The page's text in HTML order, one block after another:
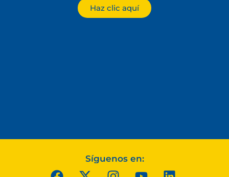
Haz clic aquí
Síguenos en: